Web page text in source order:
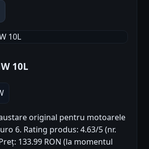
10L
original pentru motoarele
6. Rating produs: 4.63/5 (nr.
133.99 RON (la momentul